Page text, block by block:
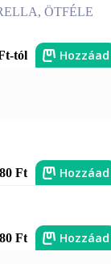
ÖTFÉLE
tól Hozzáad
Ft Hozzáad
Ft Hozzáad